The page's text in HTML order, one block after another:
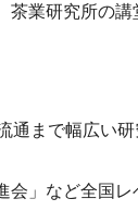
業研究所の
まで幅広い
」など全国